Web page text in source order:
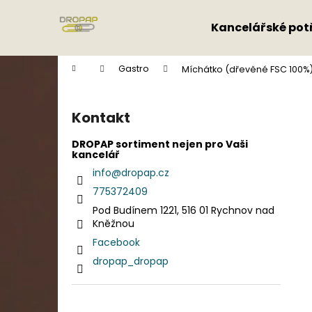
Kancelářské
Domů Gastro Míchátko (dřevěné FSC 100%)
Kontakt
DROPAP sortiment nejen pro Vaši
kancelář
info@dropap.cz
775372409
Pod Budínem 1221, 516 01 Rychnov nad
Kněžnou
Facebook
dropap_dropap
í
Zpět
do
Zpět
do